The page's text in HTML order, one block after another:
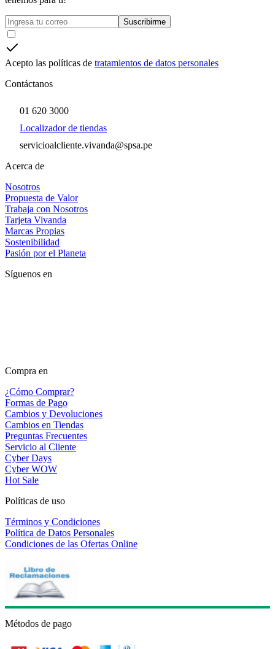
Suscribirme
Acepto las políticas de tratamientos de datos personales
Contáctanos
01 620 3000
Localizador de tiendas
servicioalcliente.vivanda@spsa.pe
Acerca de
Nosotros
Propuesta de Valor
Trabaja con Nosotros
Tarjeta Vivanda
Marcas Propias
Sostenibilidad
Pasión por el Planeta
Síguenos en
Compra en
¿Cómo Comprar?
Formas de Pago
Cambios y Devoluciones
Cambios en Tiendas
Preguntas Frecuentes
Servicio al Cliente
Cyber Days
Cyber WOW
Hot Sale
Políticas de uso
Términos y Condiciones
Política de Datos Personales
Condiciones de las Ofertas Online
Métodos de pago